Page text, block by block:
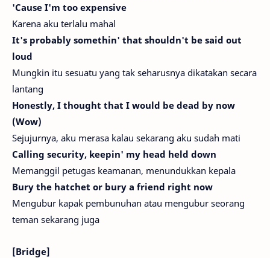
'Cause I'm too expensive
Karena aku terlalu mahal
It's probably somethin' that shouldn't be said out
loud
Mungkin itu sesuatu yang tak seharusnya dikatakan secara
lantang
Honestly, I thought that I would be dead by now
(Wow)
Sejujurnya, aku merasa kalau sekarang aku sudah mati
Calling security, keepin' my head held down
Memanggil petugas keamanan, menundukkan kepala
Bury the hatchet or bury a friend right now
Mengubur kapak pembunuhan atau mengubur seorang
teman sekarang juga
[Bridge]